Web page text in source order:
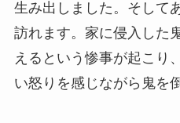
生み出しました。そして
訪れます。家に侵入した
えるという惨事が起こり
い怒りを感じながら鬼を